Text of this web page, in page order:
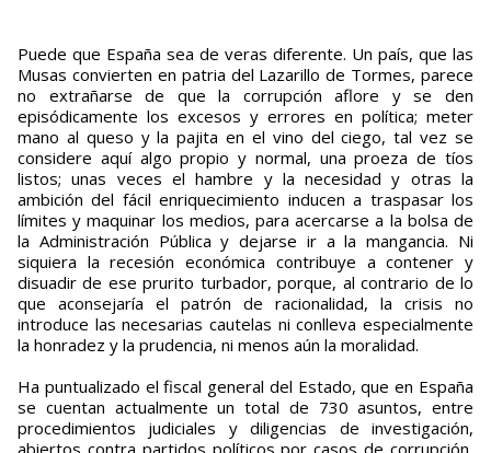
Puede que España sea de veras diferente. Un país, que las
Musas convierten en patria del Lazarillo de Tormes, parece
no extrañarse de que la corrupción aflore y se den
episódicamente los excesos y errores en política; meter
mano al queso y la pajita en el vino del ciego, tal vez se
considere aquí algo propio y normal, una proeza de tíos
listos; unas veces el hambre y la necesidad y otras la
ambición del fácil enriquecimiento inducen a traspasar los
límites y maquinar los medios, para acercarse a la bolsa de
la Administración Pública y dejarse ir a la mangancia. Ni
siquiera la recesión económica contribuye a contener y
disuadir de ese prurito turbador, porque, al contrario de lo
que aconsejaría el patrón de racionalidad, la crisis no
introduce las necesarias cautelas ni conlleva especialmente
la honradez y la prudencia, ni menos aún la moralidad.
Ha puntualizado el fiscal general del Estado, que en España
se cuentan actualmente un total de 730 asuntos, entre
procedimientos judiciales y diligencias de investigación,